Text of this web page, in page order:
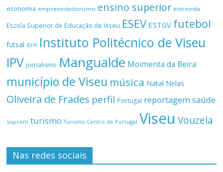
economia empreendedorismo ensino superior entrevista
Escola Superior de Educação de Viseu ESEV ESTGV futebol
futsal IEFP Instituto Politécnico de Viseu
IPV jornalismo Mangualde Moimenta da Beira
município de Viseu música Natal Nelas
Oliveira de Frades perfil Portugal reportagemsaúde
Sopcom turismo Turismo Centro de Portugal Viseu Vouzela
Nas redes sociais